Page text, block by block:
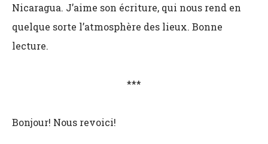
Nicaragua. J’aime son écriture, qui nous rend en
quelque sorte l’atmosphère des lieux. Bonne
lecture.
***
Bonjour! Nous revoici!